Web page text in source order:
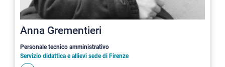
Anna Grementieri
Personale tecnico amministrativo
Servizio didattica e allievi sede di Firenze